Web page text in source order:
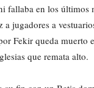
fallaba en los últimos
a jugadores a
Fekir queda muerto
que remata alto.